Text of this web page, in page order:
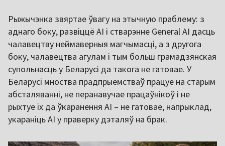
Рыжычэнка звяртае ўвагу на этычную праблему: з
аднаго боку, развіццё AI і стварэнне General AI дасць
чалавецтву неймаверныя магчымасці, а з другога
боку, чалавецтва агулам і тым больш грамадзянская
супольнасць у Беларусі да такога не гатовае. У
Беларусі мноства прадпрыемстваў працуе на старым
абсталяванні, не перанавучае працаўнікоў і не
рыхтуе іх да ўкаранення AI – не гатовае, напрыклад,
укараніць AI у праверку дэталяў на брак.